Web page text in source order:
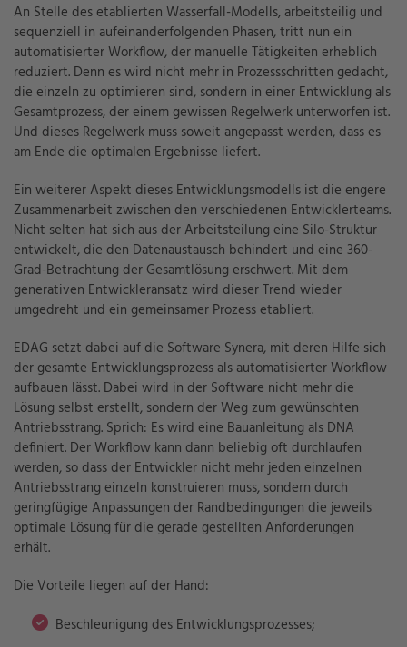
An Stelle des etablierten Wasserfall-Modells, arbeitsteilig und
sequenziell in aufeinanderfolgenden Phasen, tritt nun ein
automatisierter Workflow, der manuelle Tätigkeiten erheblich
reduziert. Denn es wird nicht mehr in Prozessschritten gedacht,
die einzeln zu optimieren sind, sondern in einer Entwicklung als
Gesamtprozess, der einem gewissen Regelwerk unterworfen ist.
Und dieses Regelwerk muss soweit angepasst werden, dass es
am Ende die optimalen Ergebnisse liefert.
Ein weiterer Aspekt dieses Entwicklungsmodells ist die engere
Zusammenarbeit zwischen den verschiedenen Entwicklerteams.
Nicht selten hat sich aus der Arbeitsteilung eine Silo-Struktur
entwickelt, die den Datenaustausch behindert und eine 360-
Grad-Betrachtung der Gesamtlösung erschwert. Mit dem
generativen Entwickleransatz wird dieser Trend wieder
umgedreht und ein gemeinsamer Prozess etabliert.
EDAG setzt dabei auf die Software Synera, mit deren Hilfe sich
der gesamte Entwicklungsprozess als automatisierter Workflow
aufbauen lässt. Dabei wird in der Software nicht mehr die
Lösung selbst erstellt, sondern der Weg zum gewünschten
Antriebsstrang. Sprich: Es wird eine Bauanleitung als DNA
definiert. Der Workflow kann dann beliebig oft durchlaufen
werden, so dass der Entwickler nicht mehr jeden einzelnen
Antriebsstrang einzeln konstruieren muss, sondern durch
geringfügige Anpassungen der Randbedingungen die jeweils
optimale Lösung für die gerade gestellten Anforderungen
erhält.
Die Vorteile liegen auf der Hand:
Beschleunigung des Entwicklungsprozesses;